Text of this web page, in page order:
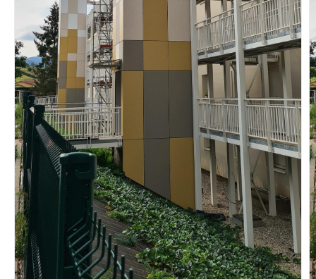
Vous recherchez&nbsp;:
Rechercher